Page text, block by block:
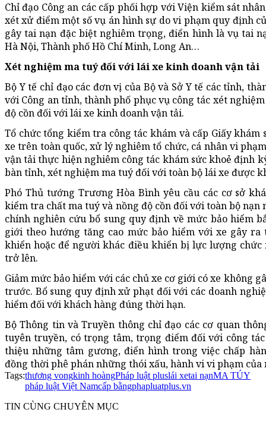
Chỉ đạo Công an các cấp phối hợp với Viện kiểm sát
xét xử điểm một số vụ án hình sự do vi phạm quy định
gây tai nạn đặc biệt nghiêm trọng, điển hình là vụ tai
Hà Nội, Thành phố Hồ Chí Minh, Long An…
Xét nghiệm ma tuý đối với lái xe kinh doanh vận tải
Bộ Y tế chỉ đạo các đơn vị của Bộ và Sở Y tế các tỉnh,
với Công an tỉnh, thành phố phục vụ công tác xét
độ cồn đối với lái xe kinh doanh vận tải.
Tổ chức tổng kiểm tra công tác khám và cấp Giấy
xe trên toàn quốc, xử lý nghiêm tổ chức, cá nhân vi
vận tải thực hiện nghiêm công tác khám sức khoẻ định
bàn tỉnh, xét nghiệm ma tuý đối với toàn bộ lái xe được
Phó Thủ tướng Trương Hòa Bình yêu cầu các cơ sở
kiểm tra chất ma tuý và nồng độ cồn đối với toàn bộ nạn
chính nghiên cứu bổ sung quy định về mức bảo hiểm
giới theo hướng tăng cao mức bảo hiểm với xe gây
khiển hoặc để người khác điều khiển bị lực lượng
trở lên.
Giảm mức bảo hiểm với các chủ xe cơ giới có xe không
trước. Bổ sung quy định xử phạt đối với các doanh
hiểm đối với khách hàng đúng thời hạn.
Bộ Thông tin và Truyền thông chỉ đạo các cơ quan
tuyên truyền, có trọng tâm, trọng điểm đối với công
thiệu những tâm gương, điển hình trong việc chấp
đồng thời phê phán những thói xấu, hành vi vi phạm
Tags:thương vongkinh hoàngPháp luật pluslái xetai nạnMA TÚY
pháp luật Việt Namcấp bằngphapluatplus.vn
TIN CÙNG CHUYÊN MỤC